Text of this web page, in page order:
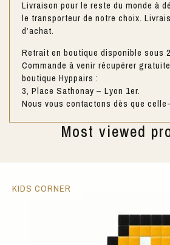
Livraison pour le reste du monde à
le transporteur de notre choix.
d’achat.
Retrait en boutique disponible sous
Commande à venir récupérer
boutique Hyppairs :
3, Place Sathonay – Lyon 1er.
Nous vous contactons dès que
Most viewed
KIDS CORNER